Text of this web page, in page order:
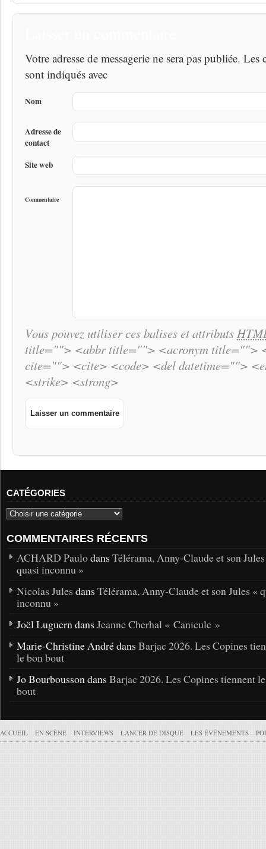
Votre adresse de messagerie ne sera pas publiée.
sont indiqués avec
Nom
Adresse de
contact
Site web
Commentaire
Vous pouvez utiliser ces balises et attributs
title=""> <abbr title=""> <acronym title="">
cite=""> <cite> <code> <del datetime="">
<strike> <strong>
CATÉGORIES
COMMENTAIRES RÉCENTS
ACHARD Paulodans Télérama, Anny-Claude et son
quasi inconnu »
Nicolas Jules dans Télérama, Anny-Claude et son Jules «
inconnu »
Joël Luguern dans Jeanne Cherhal « Canicule »
Marie-Christine André dans Barjac 2026. Les Copines
le bon bout
Jo Bourbousson dans Barjac 2026. Les Copines tiennent
bout
ACCUEIL EN SCÈNE INTERVIEWS LANCER DE DISQUE LES ÉVÉNEMENTS